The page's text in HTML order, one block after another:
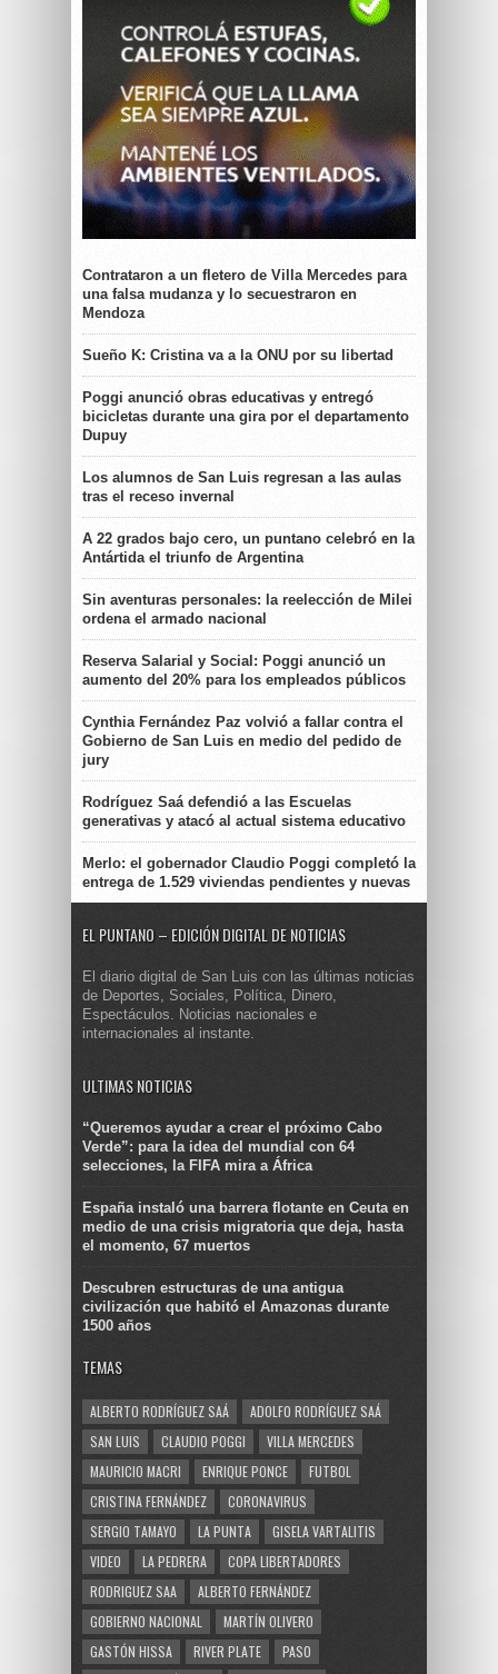
Contrataron a un fletero de Villa Mercedes para
una falsa mudanza y lo secuestraron en
Mendoza
Sueño K: Cristina va a la ONU por su libertad
Poggi anunció obras educativas y entregó
bicicletas durante una gira por el departamento
Dupuy
Los alumnos de San Luis regresan a las aulas
tras el receso invernal
A 22 grados bajo cero, un puntano celebró en la
Antártida el triunfo de Argentina
Sin aventuras personales: la reelección de Milei
ordena el armado nacional
Reserva Salarial y Social: Poggi anunció un
aumento del 20% para los empleados públicos
Cynthia Fernández Paz volvió a fallar contra el
Gobierno de San Luis en medio del pedido de
jury
Rodríguez Saá defendió a las Escuelas
generativas y atacó al actual sistema educativo
Merlo: el gobernador Claudio Poggi completó la
entrega de 1.529 viviendas pendientes y nuevas
EL PUNTANO – EDICIÓN DIGITAL DE NOTICIAS
El diario digital de San Luis con las últimas noticias
de Deportes, Sociales, Política, Dinero,
Espectáculos. Noticias nacionales e
internacionales al instante.
ULTIMAS NOTICIAS
“Queremos ayudar a crear el próximo Cabo
Verde”: para la idea del mundial con 64
selecciones, la FIFA mira a África
España instaló una barrera flotante en Ceuta en
medio de una crisis migratoria que deja, hasta
el momento, 67 muertos
Descubren estructuras de una antigua
civilización que habitó el Amazonas durante
1500 años
TEMAS
ALBERTO RODRÍGUEZ SAÁ
ADOLFO RODRÍGUEZ SAÁ
SAN LUIS
CLAUDIO POGGI
VILLA MERCEDES
MAURICIO MACRI
ENRIQUE PONCE
FUTBOL
CRISTINA FERNÁNDEZ
CORONAVIRUS
SERGIO TAMAYO
LA PUNTA
GISELA VARTALITIS
VIDEO
LA PEDRERA
COPA LIBERTADORES
RODRIGUEZ SAA
ALBERTO FERNÁNDEZ
GOBIERNO NACIONAL
MARTÍN OLIVERO
GASTÓN HISSA
RIVER PLATE
PASO